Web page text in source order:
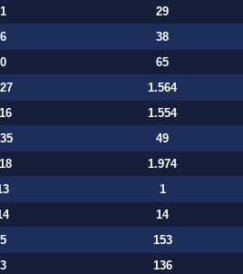
1 29
6 38
0 65
1.564
1.554
49
1.974
1
14
5 153
3 136